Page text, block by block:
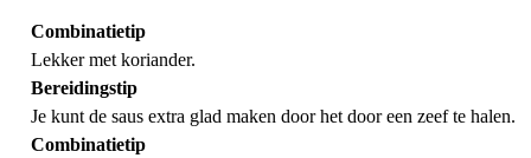
Combinatietip
Lekker met koriander.
Bereidingstip
Je kunt de saus extra glad maken door het door een zeef te halen.
Combinatietip